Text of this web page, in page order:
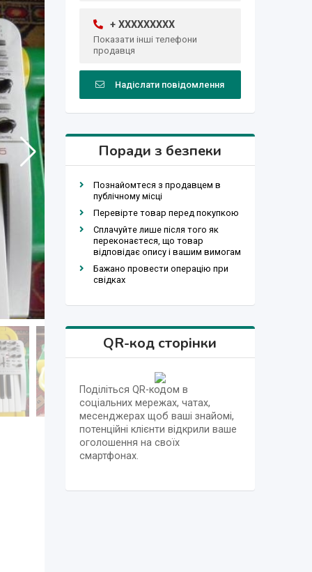
+ XXXXXXXXX
Показати інші телефони
продавця
Надіслати повідомлення
Поради з безпеки
Познайомтеся з продавцем в
публічному місці
Перевірте товар перед покупкою
Сплачуйте лише після того як
переконаєтеся, що товар
відповідає опису і вашим вимогам
Бажано провести операцію при
свідках
QR-код сторінки
Поділіться QR-кодом в
соціальних мережах, чатах,
месенджерах щоб ваші знайомі,
потенційні клієнти відкрили ваше
оголошення на своїх
смартфонах.